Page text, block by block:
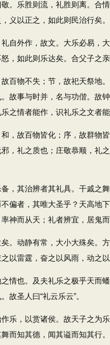
乐胜则流，礼胜则离。合
义以正之，如此则民治行矣。
外作，故文。大乐必易，
，如此则乐达矣。合父子之
物不失；节，故祀天祭地。
故事与时并，名与功偕。故
之情者能作，识礼乐之文者
故百物皆化；序，故群物
，礼之质也；庄敬恭顺，礼
其治辨者其礼具。干戚之
偏者，其唯大圣乎？天高
神而从天；礼者辨宜，居鬼
动静有常，大小大殊矣。
以雷霆，奋之以风雨，动之
也。及夫礼乐之极乎天而
故圣人曰“礼云乐云”。
，以赏诸侯。故天子之为
而知其德，闻其谥而知其行